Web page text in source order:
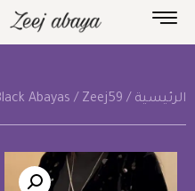
الرئيسية /
Abayas / Zeej59